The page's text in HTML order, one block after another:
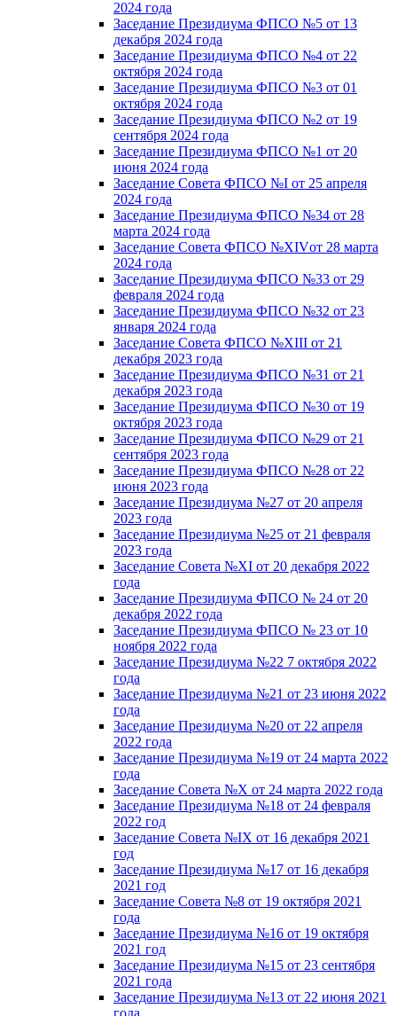
2024 года
Заседание Президиума ФПСО №5 от 13
декабря 2024 года
Заседание Президиума ФПСО №4 от 22
октября 2024 года
Заседание Президиума ФПСО №3 от 01
октября 2024 года
Заседание Президиума ФПСО №2 от 19
сентября 2024 года
Заседание Президиума ФПСО №1 от 20
июня 2024 года
Заседание Совета ФПСО №I от 25 апреля
2024 года
Заседание Президиума ФПСО №34 от 28
марта 2024 года
Заседание Совета ФПСО №XIVот 28 марта
2024 года
Заседание Президиума ФПСО №33 от 29
февраля 2024 года
Заседание Президиума ФПСО №32 от 23
января 2024 года
Заседание Совета ФПСО №XIII от 21
декабря 2023 года
Заседание Президиума ФПСО №31 от 21
декабря 2023 года
Заседание Президиума ФПСО №30 от 19
октября 2023 года
Заседание Президиума ФПСО №29 от 21
сентября 2023 года
Заседание Президиума ФПСО №28 от 22
июня 2023 года
Заседание Президиума №27 от 20 апреля
2023 года
Заседание Президиума №25 от 21 февраля
2023 года
Заседание Совета №XI от 20 декабря 2022
года
Заседание Президиума ФПСО № 24 от 20
декабря 2022 года
Заседание Президиума ФПСО № 23 от 10
ноября 2022 года
Заседание Президиума №22 7 октября 2022
года
Заседание Президиума №21 от 23 июня 2022
года
Заседание Президиума №20 от 22 апреля
2022 года
Заседание Президиума №19 от 24 марта 2022
года
Заседание Совета №X от 24 марта 2022 года
Заседание Президиума №18 от 24 февраля
2022 год
Заседание Совета №IX от 16 декабря 2021
год
Заседание Президиума №17 от 16 декабря
2021 год
Заседание Совета №8 от 19 октября 2021
года
Заседание Президиума №16 от 19 октября
2021 год
Заседание Президиума №15 от 23 сентября
2021 года
Заседание Президиума №13 от 22 июня 2021
года